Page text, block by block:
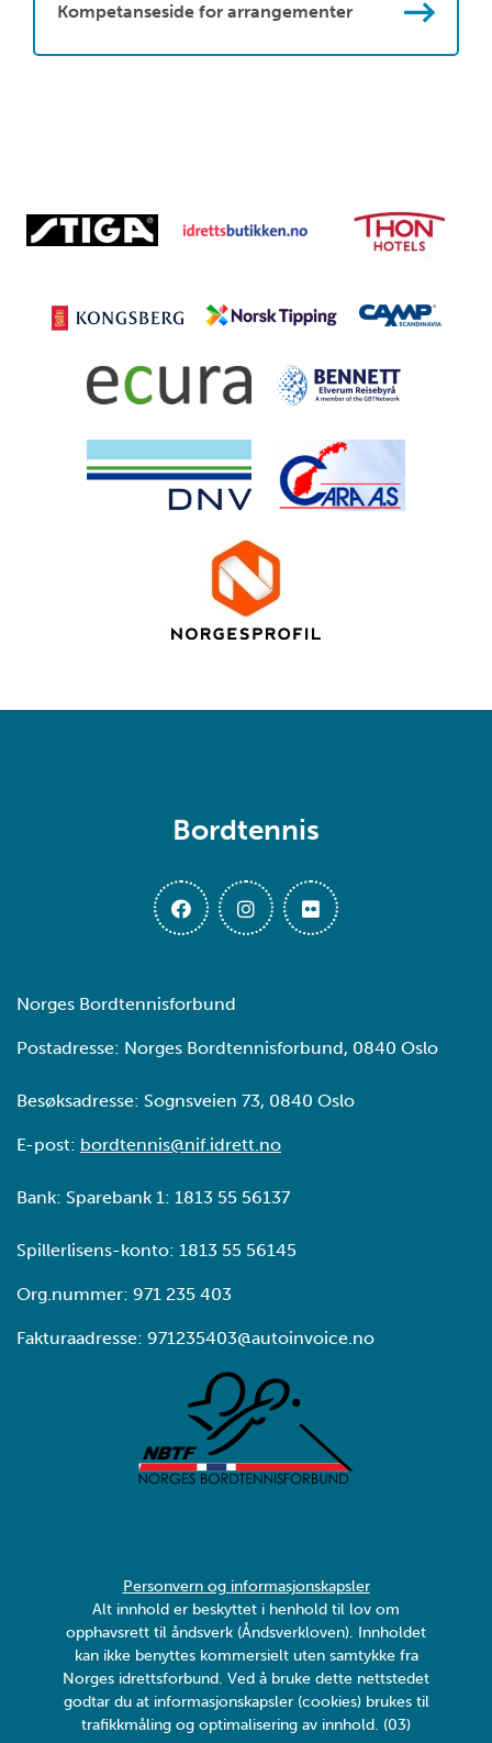
Kompetanseside for arrangementer
Bordtennis
Norges Bordtennisforbund
Postadresse: Norges Bordtennisforbund, 0840 Oslo
Besøksadresse: Sognsveien 73, 0840 Oslo
E-post: bordtennis@nif.idrett.no
Bank: Sparebank 1: 1813 55 56137
Spillerlisens-konto: 1813 55 56145
Org.nummer: 971 235 403
Fakturaadresse: 971235403@autoinvoice.no
Personvern og informasjonskapsler
Alt innhold er beskyttet i henhold til lov om
opphavsrett til åndsverk (Åndsverkloven). Innholdet
kan ikke benyttes kommersielt uten samtykke fra
Norges idrettsforbund. Ved å bruke dette nettstedet
godtar du at informasjonskapsler (cookies) brukes til
trafikkmåling og optimalisering av innhold. (03)